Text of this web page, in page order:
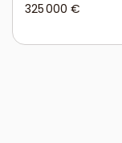
325 000 €